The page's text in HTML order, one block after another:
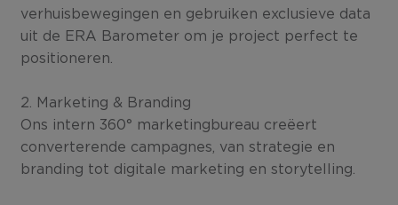
verhuisbewegingen en gebruiken exclusieve data
uit de ERA Barometer om je project perfect te
positioneren.
2. Marketing & Branding
Ons intern 360° marketingbureau creëert
converterende campagnes, van strategie en
branding tot digitale marketing en storytelling.